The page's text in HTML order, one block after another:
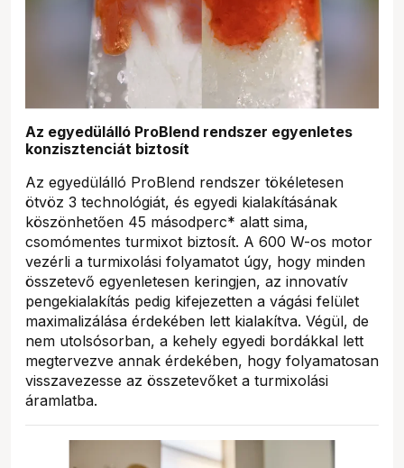
Az egyedülálló ProBlend rendszer egyenletes
konzisztenciát biztosít
Az egyedülálló ProBlend rendszer tökéletesen
ötvöz 3 technológiát, és egyedi kialakításának
köszönhetően 45 másodperc* alatt sima,
csomómentes turmixot biztosít. A 600 W-os motor
vezérli a turmixolási folyamatot úgy, hogy minden
összetevő egyenletesen keringjen, az innovatív
pengekialakítás pedig kifejezetten a vágási felület
maximalizálása érdekében lett kialakítva. Végül, de
nem utolsósorban, a kehely egyedi bordákkal lett
megtervezve annak érdekében, hogy folyamatosan
visszavezesse az összetevőket a turmixolási
áramlatba.